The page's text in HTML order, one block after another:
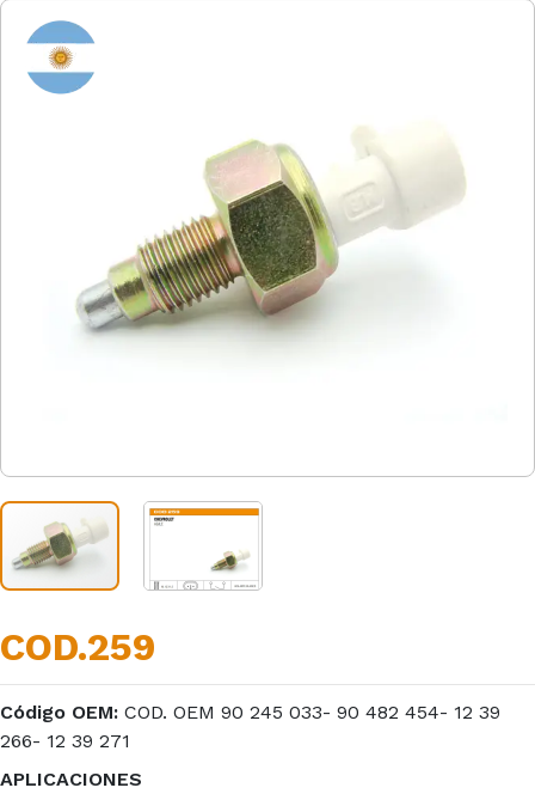
COD.259
Código OEM: COD. OEM 90 245 033- 90 482 454- 12 39
266- 12 39 271
APLICACIONES